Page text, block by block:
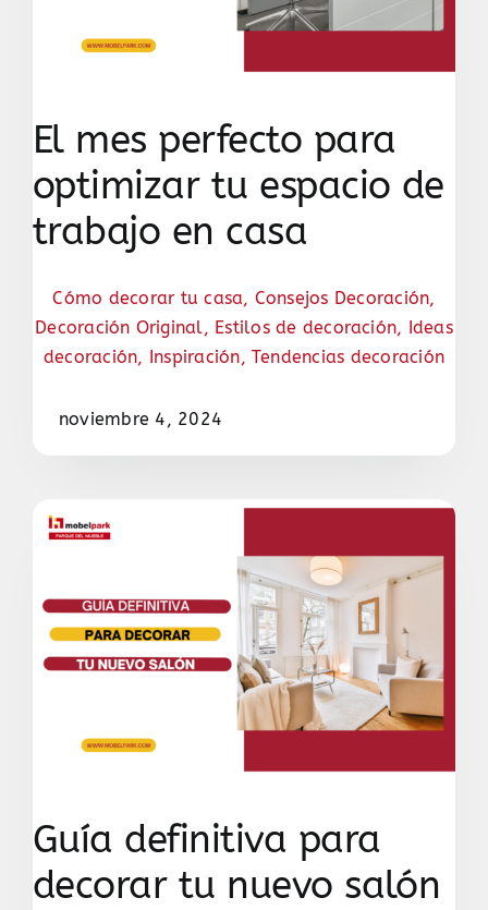
El mes perfecto para
optimizar tu espacio de
trabajo en casa
Cómo decorar tu casa, Consejos Decoración,
Decoración Original, Estilos de decoración, Ideas
decoración, Inspiración, Tendencias decoración
noviembre 4, 2024
Guía definitiva para
decorar tu nuevo salón